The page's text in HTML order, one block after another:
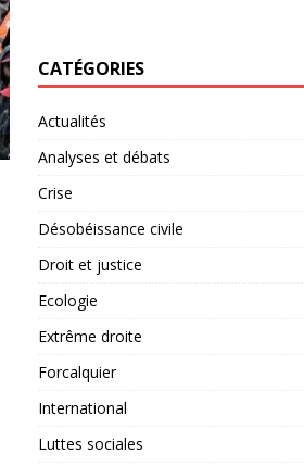
CATÉGORIES
Actualités
Analyses et débats
Crise
Désobéissance civile
Droit et justice
Ecologie
Extrême droite
Forcalquier
International
Luttes sociales